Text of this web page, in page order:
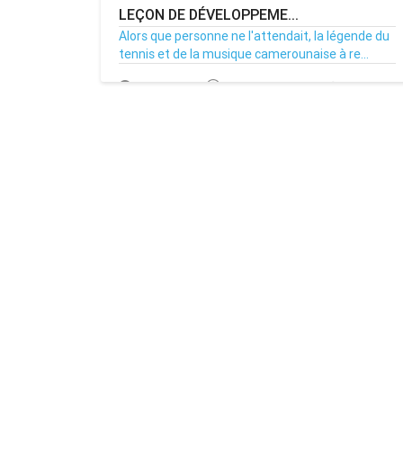
LEÇON DE DÉVELOPPEME...
Alors que personne ne l'attendait, la légende du
tennis et de la musique camerounaise à re...
16/02/23 Par MenouActu 0